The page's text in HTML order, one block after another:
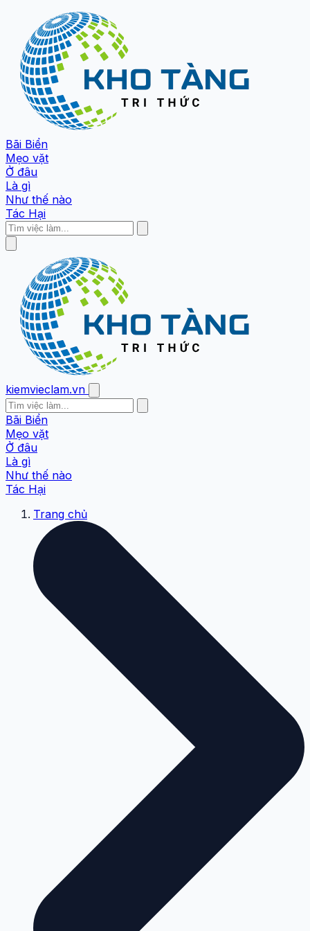
Bãi Biển
Mẹo vặt
Ở đâu
Là gì
Như thế nào
Tác Hại
kiemvieclam.vn
Bãi Biển
Mẹo vặt
Ở đâu
Là gì
Như thế nào
Tác Hại
Trang chủ